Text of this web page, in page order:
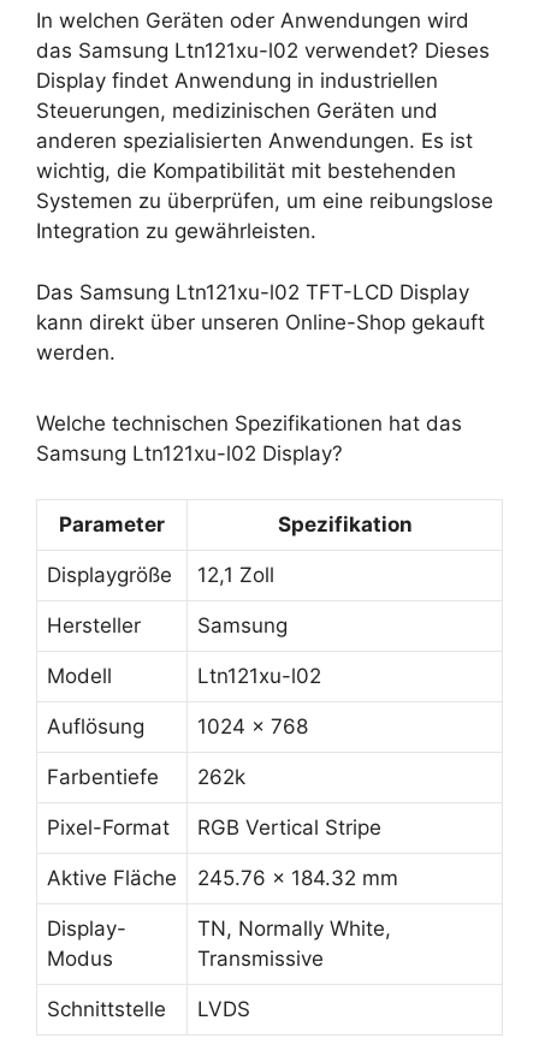
In welchen Geräten oder Anwendungen wird
das Samsung Ltn121xu-l02 verwendet? Dieses
Display findet Anwendung in industriellen
Steuerungen, medizinischen Geräten und
anderen spezialisierten Anwendungen. Es ist
wichtig, die Kompatibilität mit bestehenden
Systemen zu überprüfen, um eine reibungslose
Integration zu gewährleisten.
Das Samsung Ltn121xu-l02 TFT-LCD Display
kann direkt über unseren Online-Shop gekauft
werden.
Welche technischen Spezifikationen hat das
Samsung Ltn121xu-l02 Display?
Parameter Spezifikation
Displaygröße 12,1 Zoll
Hersteller Samsung
Modell Ltn121xu-l02
Auflösung 1024 x 768
Farbentiefe 262k
Pixel-Format RGB Vertical Stripe
Aktive Fläche 245.76 x 184.32 mm
Display-
Modus
TN, Normally White,
Transmissive
Schnittstelle LVDS